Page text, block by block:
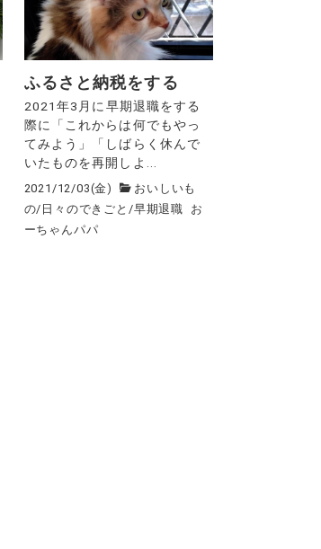
ふるさと納税をする
2021年3月に早期退職をする
際に「これからは何でもやっ
てみよう」「しばらく休んで
いたものを再開しよ...
2021/12/03(金)
おいしいも
の/ 日々のできごと /早期退職
お
ーちゃんパパ